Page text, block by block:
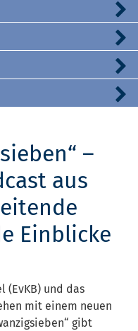
–
aus
Einblicke
(EvKB) und das
mit einem neuen
gibt